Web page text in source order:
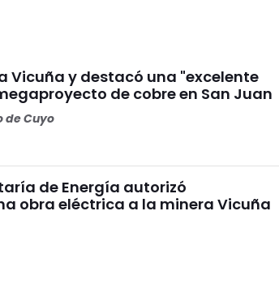
Vicuña y destacó una "excelente
de cobre en San Juan
de Cuyo
de Energía autorizó
obra eléctrica a la minera Vicuña